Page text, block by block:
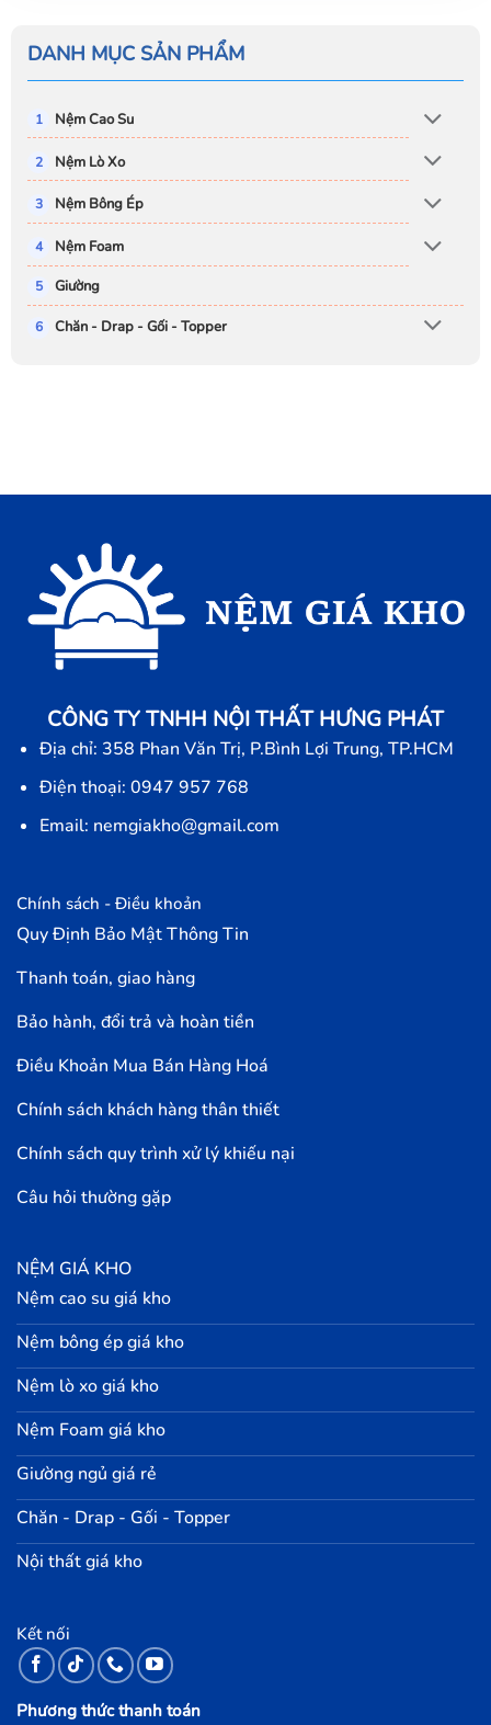
DANH MỤC SẢN PHẨM
Nệm Cao Su
Nệm Lò Xo
Nệm Bông Ép
Nệm Foam
Giường
Chăn - Drap - Gối - Topper
CÔNG TY TNHH NỘI THẤT HƯNG PHÁT
Địa chỉ: 358 Phan Văn Trị, P.Bình Lợi Trung, TP.HCM
Điện thoại: 0947 957 768
Email: nemgiakho@gmail.com
Chính sách - Điều khoản
Quy Định Bảo Mật Thông Tin
Thanh toán, giao hàng
Bảo hành, đổi trả và hoàn tiền
Điều Khoản Mua Bán Hàng Hoá
Chính sách khách hàng thân thiết
Chính sách quy trình xử lý khiếu nại
Câu hỏi thường gặp
NỆM GIÁ KHO
Nệm cao su giá kho
Nệm bông ép giá kho
Nệm lò xo giá kho
Nệm Foam giá kho
Giường ngủ giá rẻ
Chăn - Drap - Gối - Topper
Nội thất giá kho
Kết nối
Phương thức thanh toán